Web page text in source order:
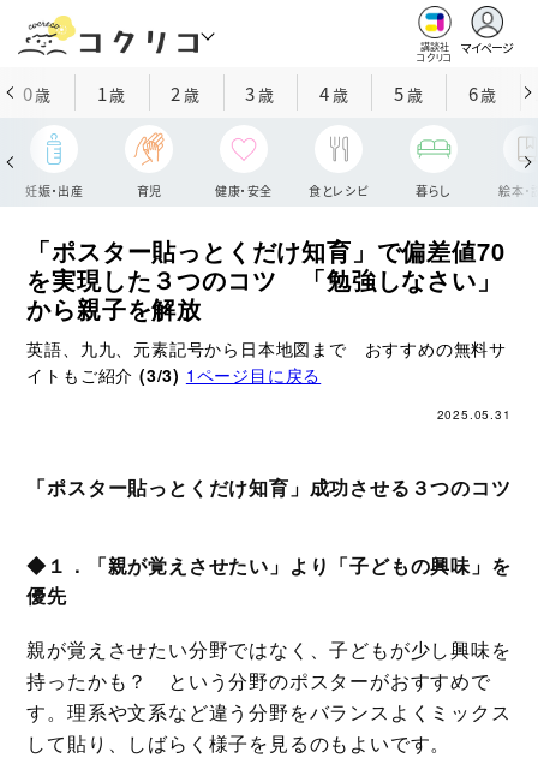
講談社
コクリコ
マイページ
0歳 1歳 2 歳 3歳 4歳 5歳 6歳
妊娠・出産 育児 健康・安全 食とレシピ 暮らし 絵本・
「ポスター貼っとくだけ知育」で偏差値70
を実現した３つのコツ 「勉強しなさい」
から親子を解放
英語、九九、元素記号から日本地図まで おすすめの無料サ
イトもご紹介(3/3) 1ページ目に戻る
2025.05.31
「ポスター貼っとくだけ知育」成功させる３つのコツ
◆１．「親が覚えさせたい」より「子どもの興味」を
優先
親が覚えさせたい分野ではなく、子どもが少し興味を
持ったかも？ という分野のポスターがおすすめで
す。理系や文系など違う分野をバランスよくミックス
して貼り、しばらく様子を見るのもよいです。